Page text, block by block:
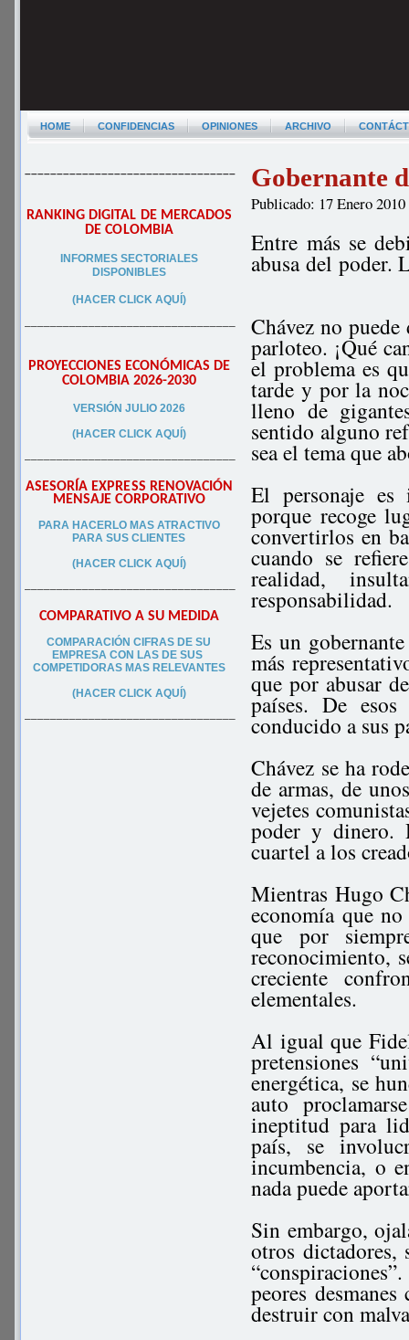
HOME CONFIDENCIAS OPINIONES ARCHIVO
–––––––––––––––––––––––––––––––––
RANKING DIGITAL DE MERCADOS
DE COLOMBIA
INFORMES SECTORIALES
DISPONIBLES
(HACER CLICK AQUÍ)
–––––––––––––––––––––––––––––––––
PROYECCIONES ECONÓMICAS DE
COLOMBIA 2026-2030
VERSIÓN JULIO 2026
(HACER CLICK AQUÍ)
–––––––––––––––––––––––––––––––––
ASESORÍA EXPRESS RENOVACIÓN
MENSAJE CORPORATIVO
PARA HACERLO MAS ATRACTIVO
PARA SUS CLIENTES
(HACER CLICK AQUÍ)
–––––––––––––––––––––––––––––––––
COMPARATIVO A SU MEDIDA
COMPARACIÓN CIFRAS DE SU
EMPRESA CON LAS DE SUS
COMPETIDORAS MAS RELEVANTES
(HACER CLICK AQUÍ)
–––––––––––––––––––––––––––––––––
Gobernante
Publicado: 17 Enero 2010
Entre más se
abusa del poder.
Chávez no
parloteo. ¡Qué
el problema es
tarde y por la
lleno de
sentido alguno
sea el tema que
El personaje
porque recoge
convertirlos en
cuando se
realidad,
responsabilidad.
Es un
más
que por abusar
países. De
conducido a sus
Chávez se ha
de armas, de
vejetes
poder y dinero.
cuartel a los
Mientras Hugo
economía que
que por
reconocimiento,
creciente
elementales.
Al igual que
pretensiones
energética, se
auto
ineptitud para
país, se
incumbencia, o
nada puede
Sin embargo,
otros dictadores,
peores
destruir con